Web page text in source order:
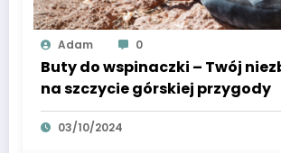
Adam 0
Buty do wspinaczki – Twój
na szczycie górskiej przygody
03/10/2024